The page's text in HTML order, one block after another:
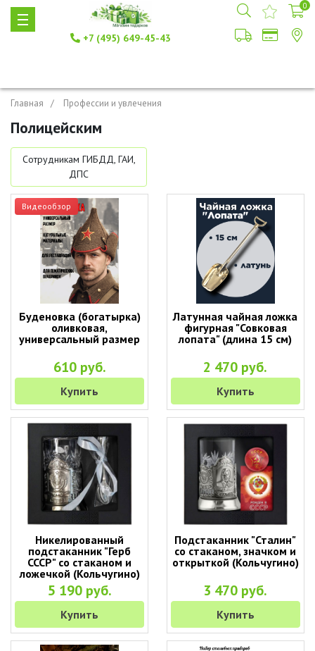
+7 (495) 649-45-43
0
Главная Профессии и увлечения
Полицейским
Сотрудникам ГИБДД, ГАИ,
ДПС
Видеообзор
Буденовка (богатырка)
оливковая,
универсальный размер
610 руб.
Купить
Латунная чайная ложка
фигурная "Совковая
лопата" (длина 15 см)
2 470 руб.
Купить
Никелированный
подстаканник "Герб
СССР" со стаканом и
ложечкой (Кольчугино)
5 190 руб.
Купить
Подстаканник "Сталин"
со стаканом, значком и
открыткой (Кольчугино)
3 470 руб.
Купить